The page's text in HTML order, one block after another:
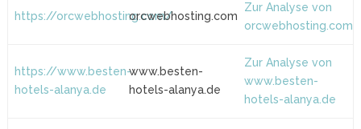
https://orcwebhosting.com/orcwebhosting.com
Zur Analyse von
orcwebhosting.com
https://www.besten-
hotels-alanya.de
www.besten-
hotels-alanya.de
Zur Analyse von
www.besten-
hotels-alanya.de